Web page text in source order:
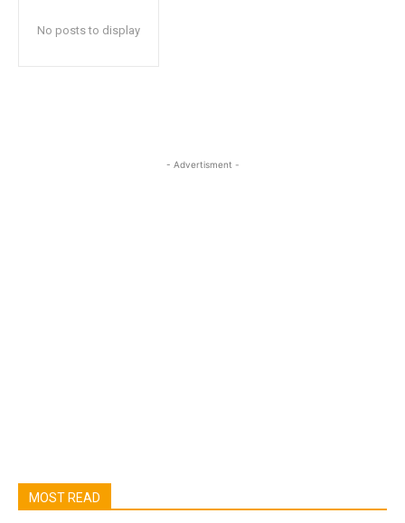
No posts to display
- Advertisment -
MOST READ